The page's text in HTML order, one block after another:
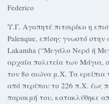
Federico
Υ.Γ. Αγαπητέ πιτσιρίκο η
Palenque, επίσης γνωστό
Lakamha (“Μεγάλο Νερό ή
αρχαία πολιτεία των Μάγια,
τον 8ο αιώνα μ.Χ. Τα ερείπια
από περίπου το 226 π.Χ. έως
παρακμή του, κατακλύθηκε